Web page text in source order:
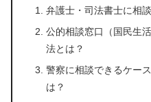
弁護士・司法書士に相
公的相談窓口（国民生
法とは？
警察に相談できるケー
は？